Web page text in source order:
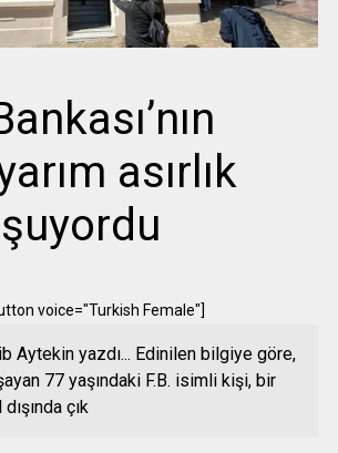
asırlık
voice="Turkish Female"]
Aytekin yazdı... Edinilen bilgiye göre,
77 yaşındaki F.B. isimli kişi, bir
çık